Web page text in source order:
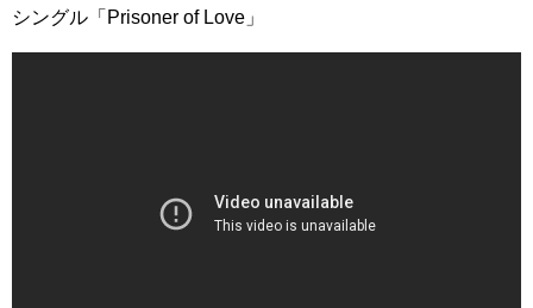
シングル「Prisoner of Love」